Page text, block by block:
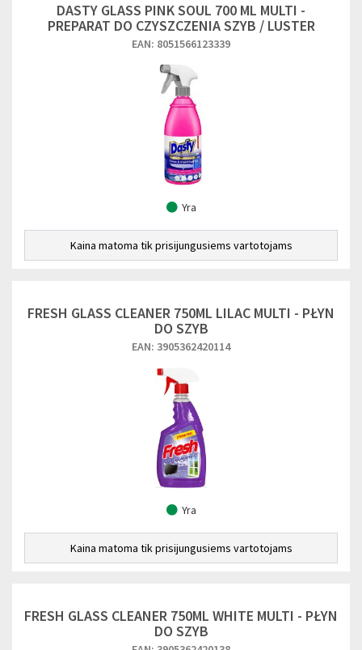
DASTY GLASS PINK SOUL 700 ML MULTI -
PREPARAT DO CZYSZCZENIA SZYB / LUSTER
EAN: 8051566123339
Yra
Kaina matoma tik prisijungusiems vartotojams
FRESH GLASS CLEANER 750ML LILAC MULTI - PŁYN
DO SZYB
EAN: 3905362420114
Yra
Kaina matoma tik prisijungusiems vartotojams
FRESH GLASS CLEANER 750ML WHITE MULTI - PŁYN
DO SZYB